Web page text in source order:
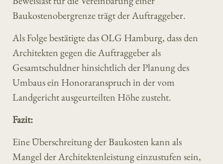
Baukostenobergrenze trägt der Auftraggeber.
Als Folge bestätigte das OLG Hamburg, dass den
Architekten gegen die Auftraggeber als
Gesamtschuldner hinsichtlich der Planung des
Umbaus ein Honoraranspruch in der vom
Landgericht ausgeurteilten Höhe zusteht.
Fazit:
Eine Überschreitung der Baukosten kann als
Mangel der Architektenleistung einzustufen sein,